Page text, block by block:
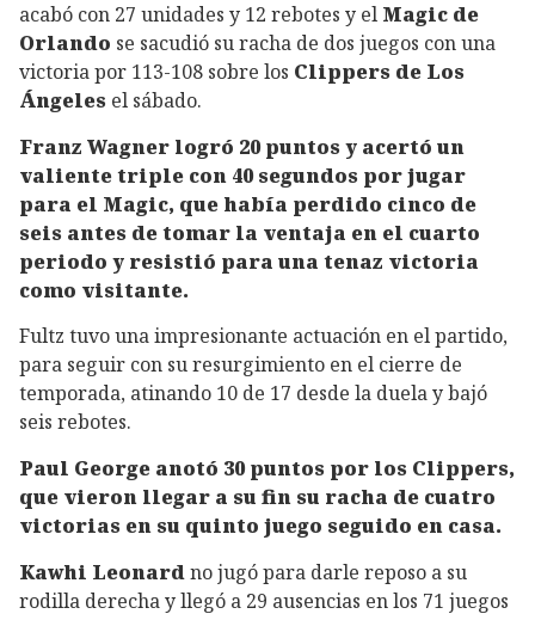
acabó con 27 unidades y 12 rebotes y el Magic de
Orlando se sacudió su racha de dos juegos con una
victoria por 113-108 sobre los Clippers de Los
Ángeles el sábado.
Franz Wagner logró 20 puntos y acertó un
valiente triple con 40 segundos por jugar
para el Magic, que había perdido cinco de
seis antes de tomar la ventaja en el cuarto
periodo y resistió para una tenaz victoria
como visitante.
Fultz tuvo una impresionante actuación en el partido,
para seguir con su resurgimiento en el cierre de
temporada, atinando 10 de 17 desde la duela y bajó
seis rebotes.
Paul George anotó 30 puntos por los Clippers,
que vieron llegar a su fin su racha de cuatro
victorias en su quinto juego seguido en casa.
Kawhi Leonardno jugó para darle reposo a su
rodilla derecha y llegó a 29 ausencias en los 71 juegos